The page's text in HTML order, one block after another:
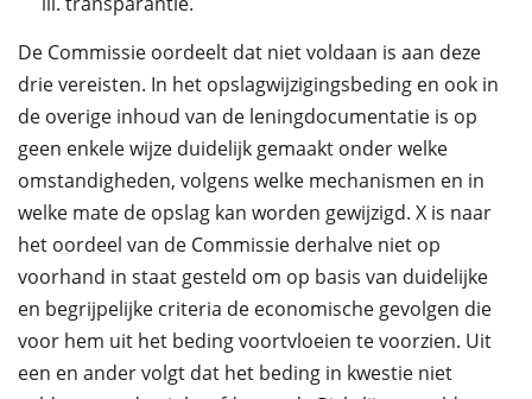
De Commissie oordeelt dat niet voldaan is aan deze
drie vereisten. In het opslagwijzigingsbeding en ook in
de overige inhoud van de leningdocumentatie is op
geen enkele wijze duidelijk gemaakt onder welke
omstandigheden, volgens welke mechanismen en in
welke mate de opslag kan worden gewijzigd. X is naar
het oordeel van de Commissie derhalve niet op
voorhand in staat gesteld om op basis van duidelijke
en begrijpelijke criteria de economische gevolgen die
voor hem uit het beding voortvloeien te voorzien. Uit
een en ander volgt dat het beding in kwestie niet